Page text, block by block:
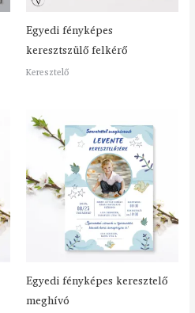
Egyedi fényképes
keresztszülő felkérő
Keresztelő
Egyedi fényképes keresztelő
meghívó